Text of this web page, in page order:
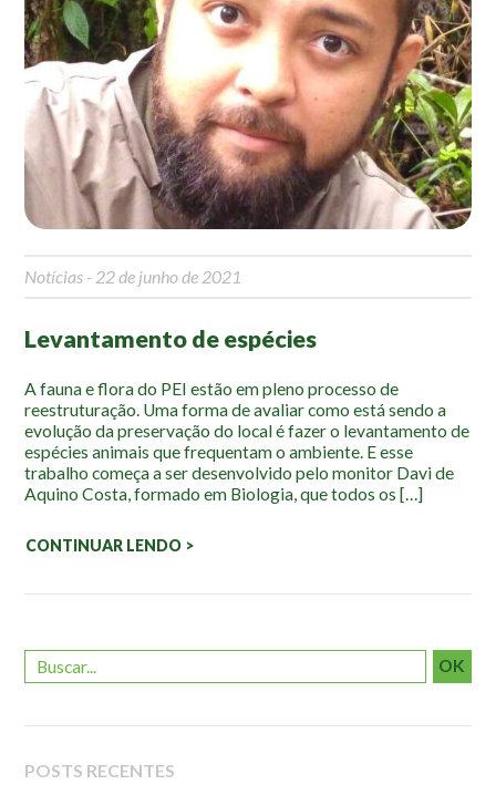
Mapa Ilustrado
Fauna e Flora
Aranhas
Anta
Palmeira Juçara
Bugio
Cambuci
Tucano do Bico Verde
Atividades
Escolas e Universidades
Educação Ambiental
Roteiro da monitoria
Trilhas
Blog
Na mídia
Notícias - 22 de junho de 2021
Levantamento de espécies
A fauna e flora do PEI estão em pleno processo de
reestruturação. Uma forma de avaliar como está sendo a
evolução da preservação do local é fazer o levantamento de
espécies animais que frequentam o ambiente. E esse
trabalho começa a ser desenvolvido pelo monitor Davi de
Aquino Costa, formado em Biologia, que todos os […]
CONTINUAR LENDO >
OK
POSTS RECENTES